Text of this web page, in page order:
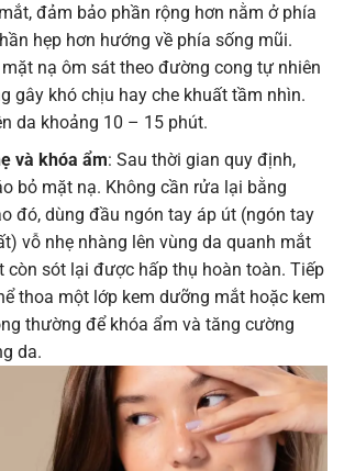
đảm bảo phần rộng hơn nằm ở phía
hẹp hơn hướng về phía sống mũi.
nạ ôm sát theo đường cong tự nhiên
gây khó chịu hay che khuất tầm nhìn.
da khoảng 10 – 15 phút.
và khóa ẩm: Sau thời gian quy định,
bỏ mặt nạ. Không cần rửa lại bằng
đó, dùng đầu ngón tay áp út (ngón tay
vỗ nhẹ nhàng lên vùng da quanh mắt
còn sót lại được hấp thụ hoàn toàn. Tiếp
thoa một lớp kem dưỡng mắt hoặc kem
thường để khóa ẩm và tăng cường
da.